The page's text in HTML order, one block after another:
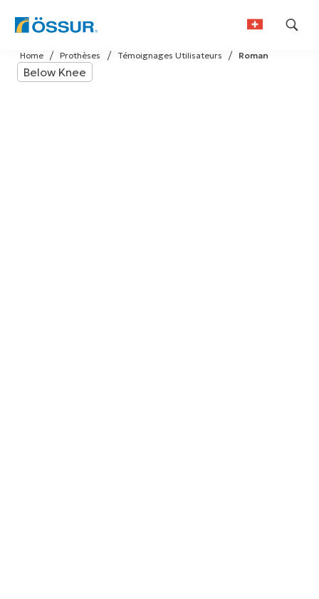
Skip
to
content
Roman
Témoignages Utilisateurs
Prothèses
Home
Below Knee